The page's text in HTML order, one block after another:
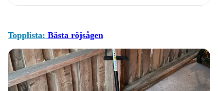
Topplista: Bästa röjsågen